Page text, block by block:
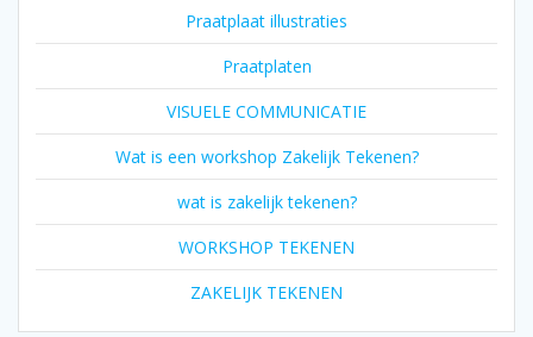
Praatplaat illustraties
Praatplaten
VISUELE COMMUNICATIE
Wat is een workshop Zakelijk Tekenen?
wat is zakelijk tekenen?
WORKSHOP TEKENEN
ZAKELIJK TEKENEN